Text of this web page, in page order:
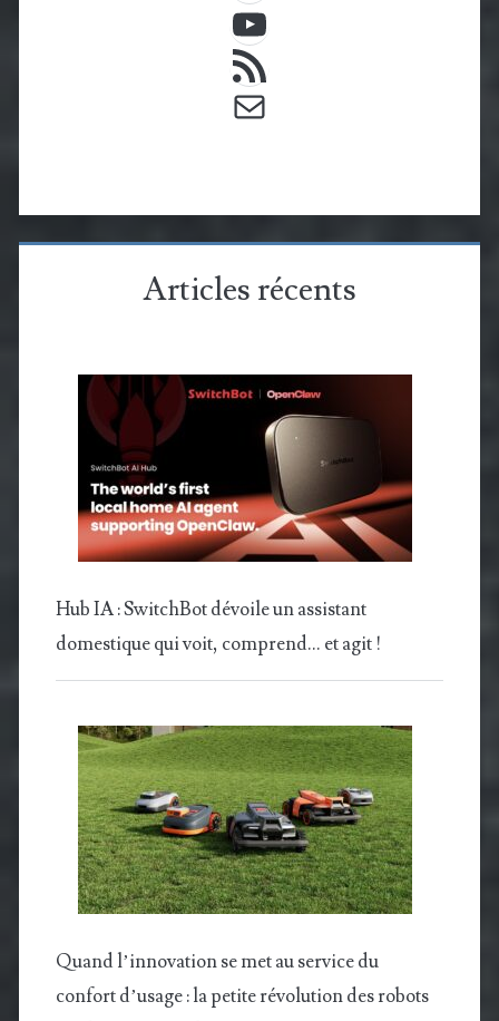
Articles récents
Hub IA : SwitchBot dévoile un assistant
domestique qui voit, comprend… et agit !
Quand l’innovation se met au service du
confort d’usage : la petite révolution des robots